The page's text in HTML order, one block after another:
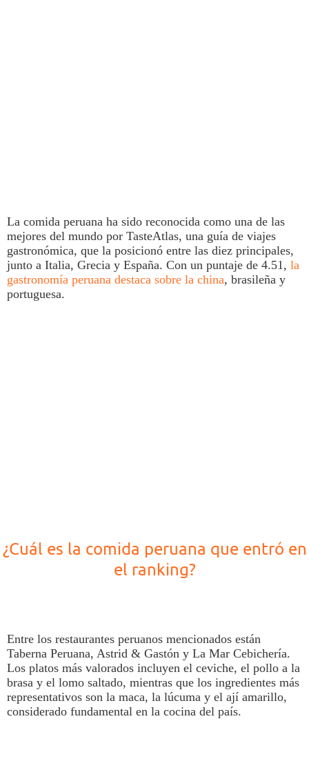
La comida peruana ha sido reconocida como una de las
mejores del mundo por TasteAtlas, una guía de viajes
gastronómica, que la posicionó entre las diez principales,
junto a Italia, Grecia y España. Con un puntaje de 4.51, la
gastronomía peruana destaca sobre la china, brasileña y
portuguesa.
¿Cuál es la comida peruana que entró en
el ranking?
Entre los restaurantes peruanos mencionados están
Taberna Peruana, Astrid & Gastón y La Mar Cebichería.
Los platos más valorados incluyen el ceviche, el pollo a la
brasa y el lomo saltado, mientras que los ingredientes más
representativos son la maca, la lúcuma y el ají amarillo,
considerado fundamental en la cocina del país.